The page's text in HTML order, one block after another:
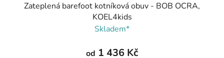
Zateplená barefoot kotníková obuv - BOB OCRA,
KOEL4kids
Skladem*
od 1 436 Kč